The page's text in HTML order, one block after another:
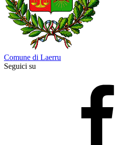
Comune di Laerru
Seguici su